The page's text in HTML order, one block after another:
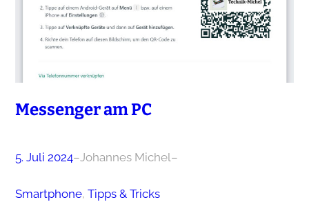
Messenger am PC
5. Juli 2024–Johannes Michel–
Smartphone, Tipps & Tricks